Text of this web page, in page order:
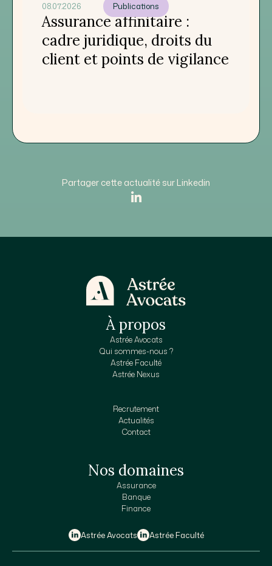
08.07.2026
Assurance affinitaire :
cadre juridique, droits du
client et points de vigilance
Publications
Partager cette actualité sur Linkedin
À propos
Astrée Avocats
Qui sommes-nous ?
Astrée Faculté
Astrée Nexus
Recrutement
Actualités
Contact
Nos domaines
Assurance
Banque
Finance
Astrée Avocats Astrée Faculté